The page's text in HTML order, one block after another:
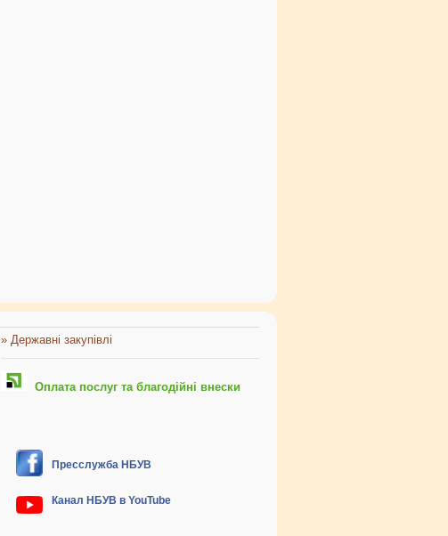
» Державні закупівлі
Оплата послуг та благодійні внески
Пресслужба НБУВ
Канал НБУВ в YouTube